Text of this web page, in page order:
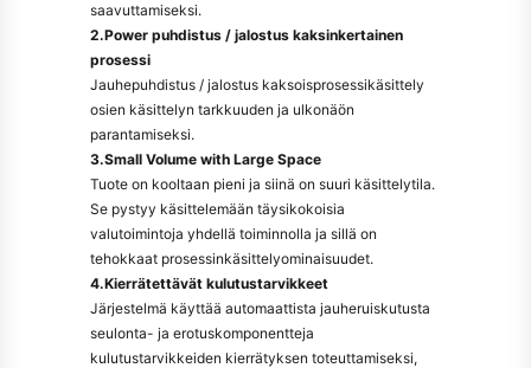
saavuttamiseksi.
2.Power puhdistus / jalostus kaksinkertainen
prosessi
Jauhepuhdistus / jalostus kaksoisprosessikäsittely
osien käsittelyn tarkkuuden ja ulkonäön
parantamiseksi.
3.Small Volume with Large Space
Tuote on kooltaan pieni ja siinä on suuri käsittelytila.
Se pystyy käsittelemään täysikokoisia
valutoimintoja yhdellä toiminnolla ja sillä on
tehokkaat prosessinkäsittelyominaisuudet.
4.Kierrätettävät kulutustarvikkeet
Järjestelmä käyttää automaattista jauheruiskutusta
seulonta- ja erotuskomponentteja
kulutustarvikkeiden kierrätyksen toteuttamiseksi,